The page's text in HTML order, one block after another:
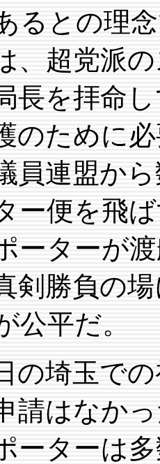
るとの理
、超党派
長を拝命
のために
員連盟か
ー便を飛
ーターが
勝負の場
公平だ。
の埼玉で
請はなか
ーターは